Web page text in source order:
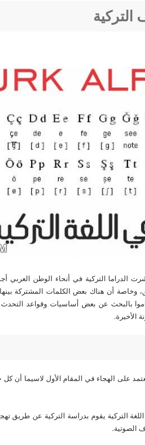
التركية
الدراما التركية في أنحاء الوطن العربي
أن هناك بعض الكلمات المشتركة بينها
بالبحث عن بعض أساسيات وقواعد التحدث
الأخيرة.
تعتمد على الهجاء في المقام الأول لاسيما أن
التركية يقوم بدراسة التركية عن طريق
الصوتية.